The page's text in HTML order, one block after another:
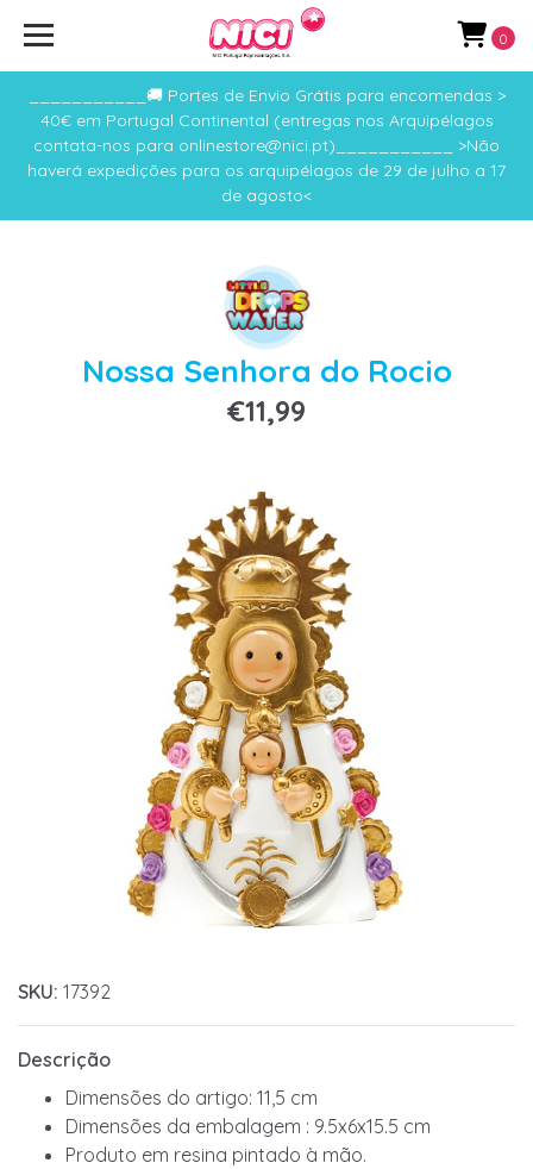
___________🚚 Portes de Envio Grátis para encomendas >
40€ em Portugal Continental (entregas nos Arquipélagos
contata-nos para onlinestore@nici.pt)___________ >Não
haverá expedições para os arquipélagos de 29 de julho a 17
de agosto<
0
Nossa Senhora do Rocio
€11,99
SKU: 17392
Descrição
Dimensões do artigo: 11,5 cm
Dimensões da embalagem : 9.5x6x15.5 cm
Produto em resina pintado à mão.